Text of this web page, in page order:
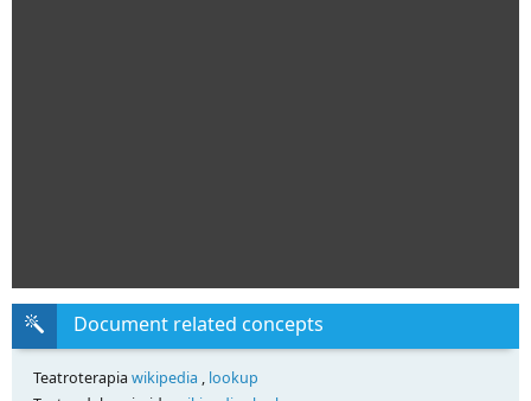
Document related concepts
Teatroterapia wikipedia , lookup